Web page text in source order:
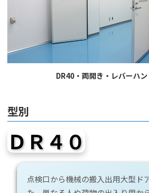
DR40・両開き・レバーハ
型別
ＤＲ４０
点検口から機械の搬入出用大型ド